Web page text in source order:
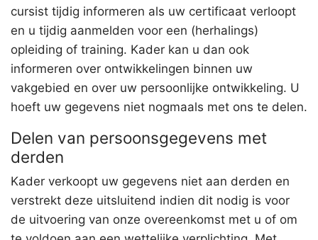
cursist tijdig informeren als uw certificaat verloopt
en u tijdig aanmelden voor een (herhalings)
opleiding of training. Kader kan u dan ook
informeren over ontwikkelingen binnen uw
vakgebied en over uw persoonlijke ontwikkeling. U
hoeft uw gegevens niet nogmaals met ons te delen.
Delen van persoonsgegevens met
derden
Kader verkoopt uw gegevens niet aan derden en
verstrekt deze uitsluitend indien dit nodig is voor
de uitvoering van onze overeenkomst met u of om